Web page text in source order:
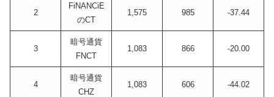
2
FiNANCiE
のCT
1,575 985 -37.44
3
暗号通貨
FNCT
1,083 866 -20.00
4
暗号通貨
CHZ
1,083 606 -44.02